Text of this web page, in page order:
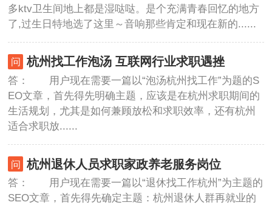
多ktv卫生间地上都是湿哒哒。是个充满青春回忆的地方
了,过生日特地选了这里～音响那些肯定和现在新的......
杭州找工作泡汤 互联网行业求职遇挫
答： 用户现在需要一篇以“泡汤杭州找工作”为题的S
EO文章，首先得先明确主题，应该是在杭州求职期间的
生活规划，尤其是如何兼顾放松和求职效率，还有杭州
适合求职放......
杭州退休人员求职家政养老服务岗位
答： 用户现在需要一篇以“退休找工作杭州”为主题的
SEO文章，首先得先确定主题：杭州退休人群再就业的